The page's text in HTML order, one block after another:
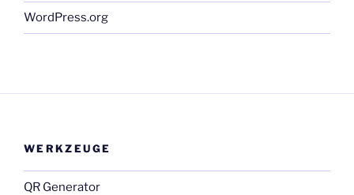
WordPress.org
WERKZEUGE
QR Generator